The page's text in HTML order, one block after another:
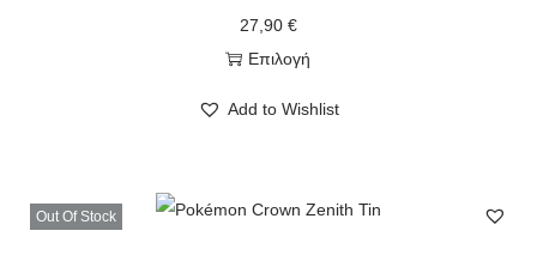
27,90 €
Επιλογή
Add to Wishlist
Out Of Stock